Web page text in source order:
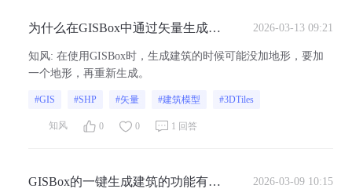
为什么在GISBox中通过矢量生成的
2026-03-13 09:21
知风: 在使用GISBox时，生成建筑的时候可能没加地形，要加
一个地形，再重新生成。
#GIS #SHP #矢量 #建筑模型 #3DTiles
知风 0 0 1 回答
GISBox的一键生成建筑的功能有图
2026-03-09 10:15